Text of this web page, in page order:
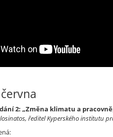
2: „Změna klimatu a
ředitel Kyperského institutu